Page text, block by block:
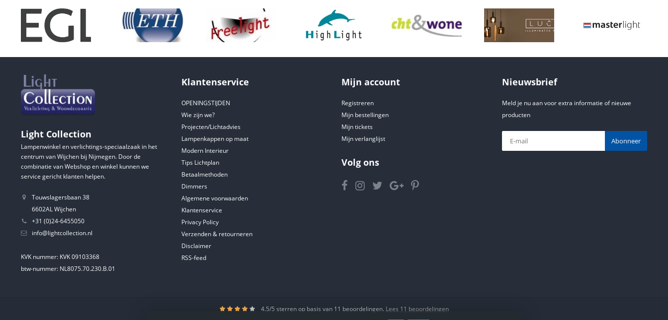
Light Collection
Lampenwinkel en verlichtings-speciaalzaak in het
centrum van Wijchen bij Nijmegen. Door de
combinatie van Webshop en winkel kunnen we
service gericht klanten helpen.
Touwslagersbaan 38
6602AL Wijchen
+31 (0)24-6455050
info@lightcollection.nl
KVK nummer: KVK 09103368
btw-nummer: NL8075.70.230.B.01
Klantenservice
OPENINGSTIJDEN
Wie zijn we?
Projecten/Lichtadvies
Lampenkappen op maat
Modern Interieur
Tips Lichtplan
Betaalmethoden
Dimmers
Algemene voorwaarden
Klantenservice
Privacy Policy
Verzenden & retourneren
Disclaimer
RSS-feed
Mijn account
Registreren
Mijn bestellingen
Mijn tickets
Mijn verlanglijst
Volg ons
Nieuwsbrief
Meld je nu aan voor extra informatie of nieuwe
producten
Abonneer
4.5/5 sterren op basis van 11 beoordelingen. Lees 11 beoordelingen